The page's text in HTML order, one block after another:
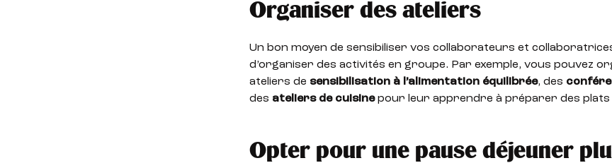
Organiser des ateliers
Un bon moyen de sensibiliser vos collaborateurs et
d’organiser des activités en groupe. Par exemple, vous pouvez
ateliers de sensibilisation à l’alimentation équilibrée, des
des ateliers de cuisinepour leur apprendre à préparer des plats
Opter pour une pause déjeuner